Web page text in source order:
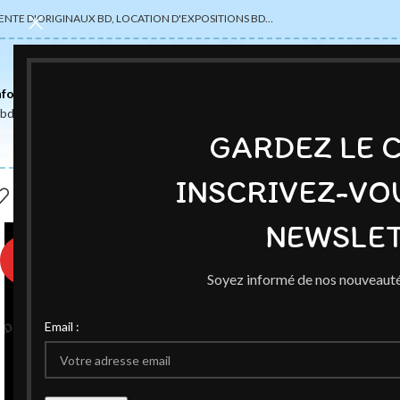
GARDEZ LE
INSCRIVEZ-
Soyez informé de nos
Email :
D'ORIGINAUX BD, LOCATION D'EXPOSITIONS BD…